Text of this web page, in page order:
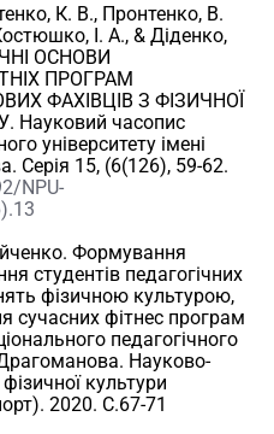
К. В., Пронтенко, В.
І. А., & Діденко,
ОСНОВИ
ПРОГРАМ
ФАХІВЦІВ З ФІЗИЧНОЇ
Науковий часопис
університету імені
Серія 15, (6(126), 59-62.
NPU-
Формування
студентів педагогічних
фізичною культурою,
фітнес програм
педагогічного
Науково-
культури
2020. С.67-71